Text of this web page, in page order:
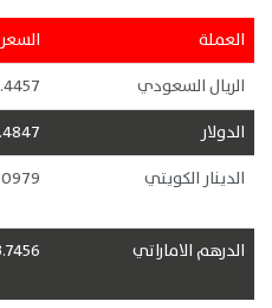
العملة
الريال السعودي
الدولار
الدينار الكويتي
الدرهم الاماراتي